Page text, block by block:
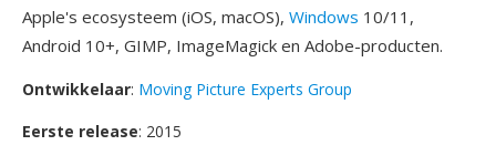
Apple's ecosysteem (iOS, macOS), Windows 10/11,
Android 10+, GIMP, ImageMagick en Adobe-producten.
Ontwikkelaar: Moving Picture Experts Group
Eerste release: 2015